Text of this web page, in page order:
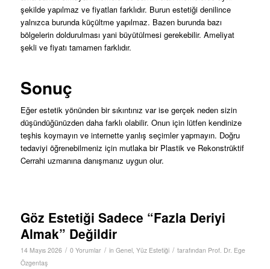
şekilde yapılmaz ve fiyatları farklıdır. Burun estetiği denilince
yalnızca burunda küçültme yapılmaz. Bazen burunda bazı
bölgelerin doldurulması yani büyütülmesi gerekebilir. Ameliyat
şekli ve fiyatı tamamen farklıdır.
Sonuç
Eğer estetik yönünden bir sıkıntınız var ise gerçek neden sizin
düşündüğünüzden daha farklı olabilir. Onun için lütfen kendinize
teşhis koymayın ve internette yanlış seçimler yapmayın. Doğru
tedaviyi öğrenebilmeniz için mutlaka bir Plastik ve Rekonstrüktif
Cerrahi uzmanına danışmanız uygun olur.
Göz Estetiği Sadece “Fazla Deriyi
Almak” Değildir
14 Mayıs 2026 / 0 Yorumlar / in Genel, Yüz Estetiği / tarafından Prof. Dr. Ege
Özgentaş